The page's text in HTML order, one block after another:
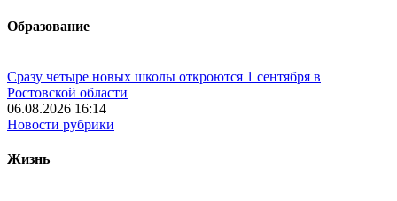
Образование
Сразу четыре новых школы откроются 1 сентября в
Ростовской области
06.08.2026 16:14
Новости рубрики
Жизнь